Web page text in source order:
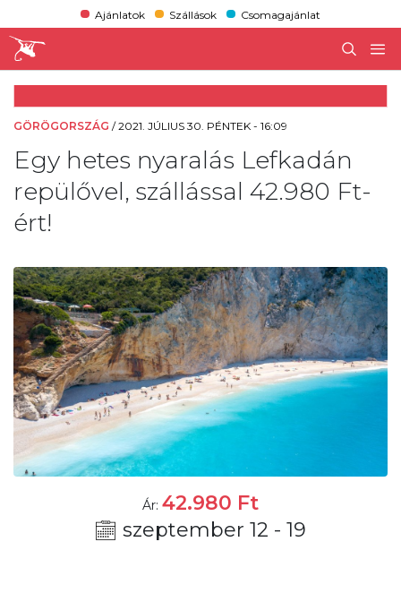
Ajánlatok Szállások Csomagajánlat
GÖRÖGORSZÁG /2021. JÚLIUS 30. PÉNTEK - 16:09
Egy hetes nyaralás Lefkadán
repülővel, szállással 42.980 Ft-
ért!
Ár: 42.980 Ft
szeptember 12 - 19